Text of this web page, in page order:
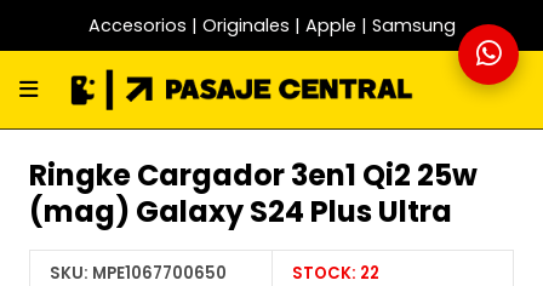
Accesorios | Originales | Apple | Samsung
Ringke Cargador 3en1 Qi2 25w
(mag) Galaxy S24 Plus Ultra
SKU: MPE1067700650 STOCK: 22